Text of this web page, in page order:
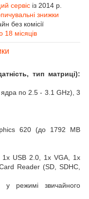
сервіс із 2014 р.
знижки
без комісії
18 місяців
тип матриці):
по 2.5 - 3.1 GHz), 3
620 (до 1792 MB
USB 2.0, 1x VGA, 1x
Reader (SD, SDHC,
режимі звичайного